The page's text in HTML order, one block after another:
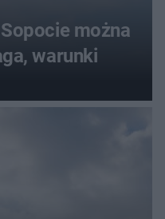
można
warunki